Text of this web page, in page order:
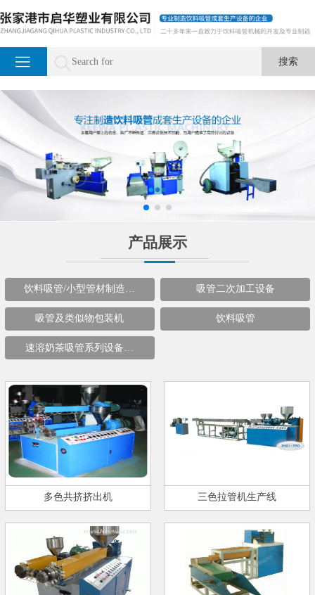
产品展示
饮料吸管/小型管材制造… 吸管二次加工设备
吸管及类似物包装机 饮料吸管
速溶奶茶吸管系列设备…
多色共挤挤出机 三色拉管机生产线